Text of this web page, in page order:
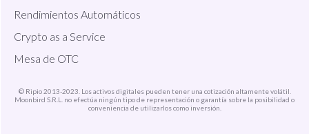
Rendimientos Automáticos
Crypto as a Service
Mesa de OTC
© Ripio 2013-2023. Los activos digitales pueden tener una cotización altamente volátil.
Moonbird S.R.L. no efectúa ningún tipo de representación o garantía sobre la posibilidad o
conveniencia de utilizarlos como inversión.